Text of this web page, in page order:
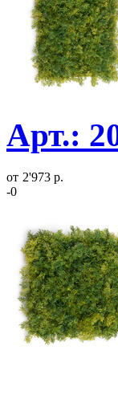
Арт.:
от 2'973 р.
-0